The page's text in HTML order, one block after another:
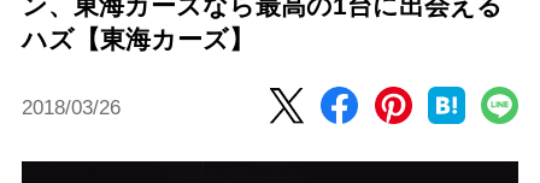
ハズ【東海カーズ】
2018/03/26